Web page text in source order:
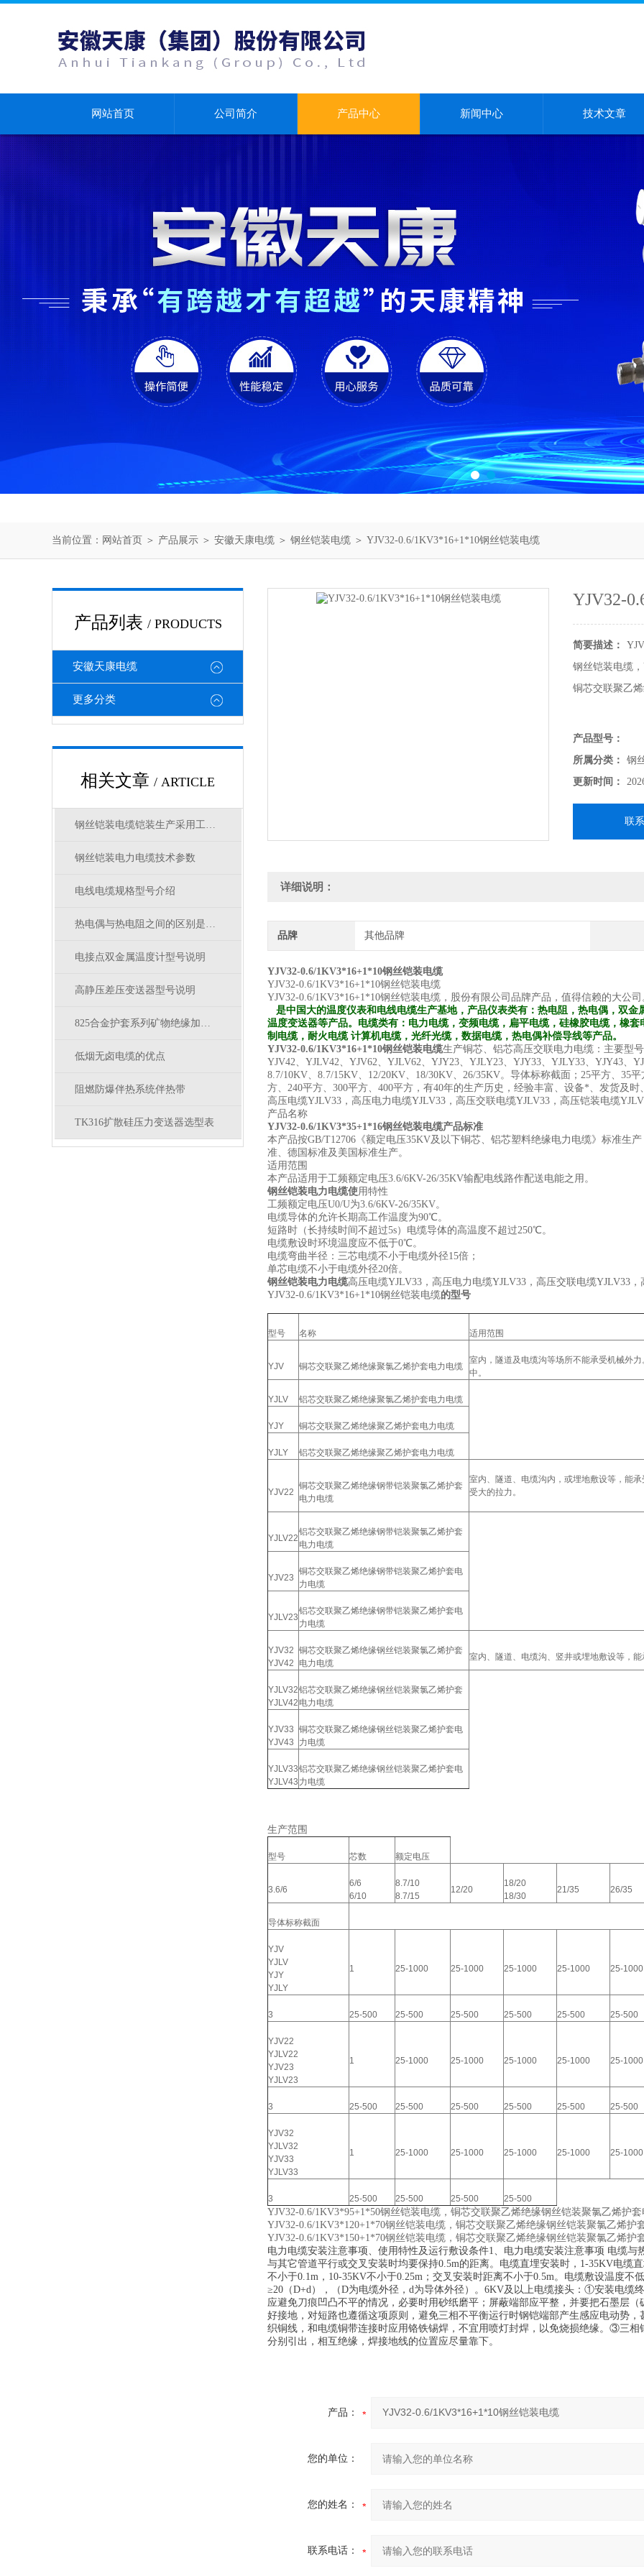
网站首页 公司简介 产品中心 新闻中心 技术文章
当前位置： 网站首页 ＞ 产品展示 ＞ 安徽天康电缆 ＞ 钢丝铠装电缆 ＞ YJV32-0.6/1KV3*16+1*10钢丝铠装电缆
产品列表 / PRODUCTS
安徽天康电缆
更多分类
相关文章 / ARTICLE
钢丝铠装电缆铠装生产采用工艺标准
钢丝铠装电力电缆技术参数
电线电缆规格型号介绍
热电偶与热电阻之间的区别是什么
电接点双金属温度计型号说明
高静压差压变送器型号说明
825合金护套系列矿物绝缘加热电缆结构参数
低烟无卤电缆的优点
阻燃防爆伴热系统伴热带
TK316扩散硅压力变送器选型表
YJV32-
简要描述：
钢丝铠装电缆
铜芯交联聚乙
产品型号：
所属分类：
钢
更新时间：
联
详细说明：
品牌 其他品牌
YJV32-0.6/1KV3*16+1*10钢丝铠装电缆
YJV32-0.6/1KV3*16+1*10钢丝铠装电缆
YJV32-0.6/1KV3*16+1*10钢丝铠装电缆，股份有限公司品牌产品，值得信赖的大公司
是中国大的温度仪表和电线电缆生产基地，产品仪表类有：热电阻，热电偶，双
温度变送器等产品。电缆类有：电力电缆，变频电缆，扁平电缆，硅橡胶电缆，橡
制电缆，耐火电缆 计算机电缆，光纤光缆，数据电缆，热电偶补偿导线等产品。
YJV32-0.6/1KV3*16+1*10钢丝铠装电缆生产铜芯、铝芯高压交联电力电缆：主要型
YJV42、YJLV42、YJV62、YJLV62、YJY23、YJLY23、YJY33、YJLY33、YJY43、
8.7/10KV、8.7/15KV、12/20KV、18/30KV、26/35KV。导体标称截面；25平方、35
方、240平方、300平方、400平方，有40年的生产历史，经验丰富、设备*、发货及
高压电缆YJLV33，高压电力电缆YJLV33，高压交联电缆YJLV33，高压铠装电缆
产品名称
YJV32-0.6/1KV3*35+1*16钢丝铠装电缆产品标准
本产品按GB/T12706《额定电压35KV及以下铜芯、铝芯塑料绝缘电力电缆》标准生
准、德国标准及美国标准生产。
适用范围
本产品适用于工频额定电压3.6/6KV-26/35KV输配电线路作配送电能之用。
钢丝铠装电力电缆使用特性
工频额定电压U0/U为3.6/6KV-26/35KV。
电缆导体的允许长期高工作温度为90℃。
短路时（长持续时间不超过5s）电缆导体的高温度不超过250℃。
电缆敷设时环境温度应不低于0℃。
电缆弯曲半径：三芯电缆不小于电缆外径15倍；
单芯电缆不小于电缆外径20倍。
钢丝铠装电力电缆高压电缆YJLV33，高压电力电缆YJLV33，高压交联电缆YJLV33
YJV32-0.6/1KV3*16+1*10钢丝铠装电缆的型号
型号 名称 适用范围
YJV 铜芯交联聚乙烯绝缘聚氯乙烯护套电力电缆
室内，隧道及电缆沟等场所不能承受机械外
中。
YJLV 铝芯交联聚乙烯绝缘聚氯乙烯护套电力电缆
YJY 铜芯交联聚乙烯绝缘聚乙烯护套电力电缆
YJLY 铝芯交联聚乙烯绝缘聚乙烯护套电力电缆
YJV22
铜芯交联聚乙烯绝缘钢带铠装聚氯乙烯护套
电力电缆
室内、隧道、电缆沟内，或埋地敷设等，能
受大的拉力。
YJLV22
铝芯交联聚乙烯绝缘钢带铠装聚氯乙烯护套
电力电缆
YJV23
铜芯交联聚乙烯绝缘钢带铠装聚乙烯护套电
力电缆
YJLV23
铝芯交联聚乙烯绝缘钢带铠装聚乙烯护套电
力电缆
YJV32
YJV42
铜芯交联聚乙烯绝缘钢丝铠装聚氯乙烯护套
电力电缆
室内、隧道、电缆沟、竖井或埋地敷设等，
YJLV32
YJLV42
铝芯交联聚乙烯绝缘钢丝铠装聚氯乙烯护套
电力电缆
YJV33
YJV43
铜芯交联聚乙烯绝缘钢丝铠装聚乙烯护套电
力电缆
YJLV33
YJLV43
铝芯交联聚乙烯绝缘钢丝铠装聚乙烯护套电
力电缆
生产范围
型号 芯数 额定电压
3.6/6
6/6
6/10
8.7/10
8.7/15
12/20
18/20
18/30
21/35 26/35
导体标称截面
YJV
YJLV
YJY
YJLY
1 25-1000 25-1000 25-1000 25-1000 25-1000
3 25-500 25-500 25-500 25-500 25-500 25-500
YJV22
YJLV22
YJV23
YJLV23
1 25-1000 25-1000 25-1000 25-1000 25-1000
3 25-500 25-500 25-500 25-500 25-500 25-500
YJV32
YJLV32
YJV33
YJLV33
1 25-1000 25-1000 25-1000 25-1000 25-1000
3 25-500 25-500 25-500 25-500
YJV32-0.6/1KV3*95+1*50钢丝铠装电缆，铜芯交联聚乙烯绝缘钢丝铠装聚氯乙烯护
YJV32-0.6/1KV3*120+1*70钢丝铠装电缆，铜芯交联聚乙烯绝缘钢丝铠装聚氯乙烯护
YJV32-0.6/1KV3*150+1*70钢丝铠装电缆，铜芯交联聚乙烯绝缘钢丝铠装聚氯乙烯护
电力电缆安装注意事项、使用特性及运行敷设条件1、电力电缆安装注意事项 电缆
与其它管道平行或交叉安装时均要保持0.5m的距离。电缆直埋安装时，1-35KV电缆
不小于0.1m，10-35KV不小于0.25m；交叉安装时距离不小于0.5m。电缆敷设温度
≥20（D+d），（D为电缆外径，d为导体外径）。6KV及以上电缆接头：①安装电缆
应避免刀痕凹凸不平的情况，必要时用砂纸磨平；屏蔽端部应平整，并要把石墨层
好接地，对短路也遵循这项原则，避免三相不平衡运行时钢铠端部产生感应电动势
织铜线，和电缆铜带连接时应用铬铁锡焊，不宜用喷灯封焊，以免烧损绝缘。③三
分别引出，相互绝缘，焊接地线的位置应尽量靠下。
产品：
您的单位：
您的姓名：
联系电话：